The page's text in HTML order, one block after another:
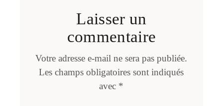
Laisser un
commentaire
Votre adresse e-mail ne sera pas publiée.
Les champs obligatoires sont indiqués
avec *